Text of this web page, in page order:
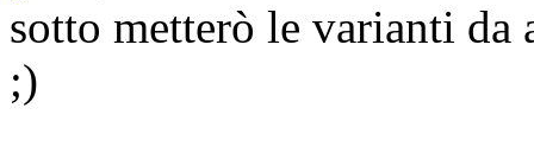
sotto metterò le varianti
;)